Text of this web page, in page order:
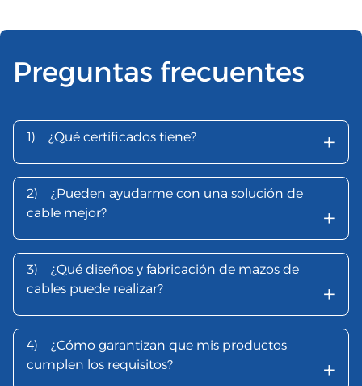
Preguntas frecuentes
1) ¿Qué certificados tiene? +
2)
¿Pueden ayudarme con una solución de
cable mejor?
+
3)
¿Qué diseños y fabricación de mazos de
cables puede realizar?
+
4)
¿Cómo garantizan que mis productos
cumplen los requisitos?
+